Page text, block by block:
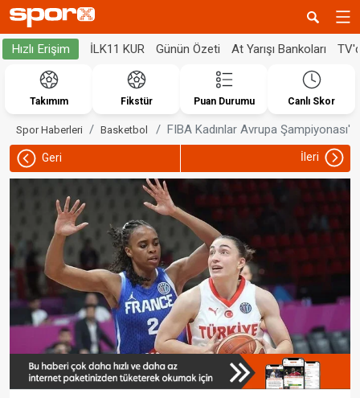
Hızlı Erişim İLK11 KUR Günün Özeti At Yarışı Bankoları
Takımım Fikstür Puan Durumu Canlı Skor
Spor Haberleri Basketbol FIBA Kadınlar Avrupa
Geri İleri